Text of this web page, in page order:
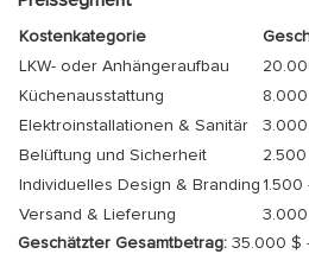
Kostenkategorie
LKW- oder Anhängeraufbau
Küchenausstattung
Elektroinstallationen & Sanitär
Belüftung und Sicherheit
Individuelles Design & Branding
Versand & Lieferung
Geschätzter Gesamtbetrag: 35.000 $